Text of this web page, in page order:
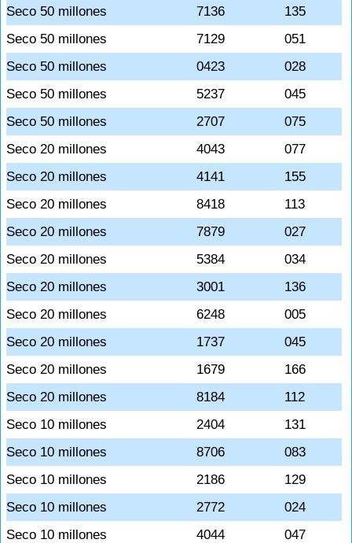
Seco 50 millones
7136
135
Seco 50 millones
7129
051
Seco 50 millones
0423
028
Seco 50 millones
5237
045
Seco 50 millones
2707
075
Seco 20 millones
4043
077
Seco 20 millones
4141
155
Seco 20 millones
8418
113
Seco 20 millones
7879
027
Seco 20 millones
5384
034
Seco 20 millones
3001
136
Seco 20 millones
6248
005
Seco 20 millones
1737
045
Seco 20 millones
1679
166
Seco 20 millones
8184
112
Seco 10 millones
2404
131
Seco 10 millones
8706
083
Seco 10 millones
2186
129
Seco 10 millones
2772
024
Seco 10 millones
4044
047